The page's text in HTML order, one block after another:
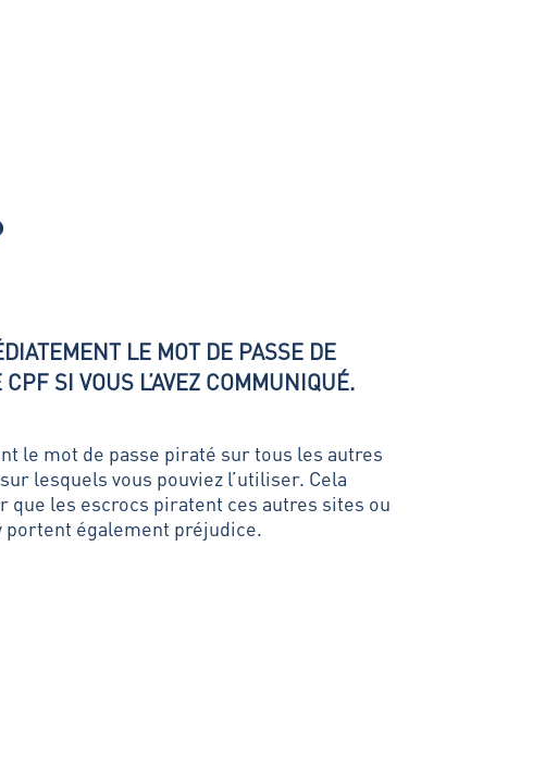
LE MOT DE PASSE DE
SI VOUS L’AVEZ COMMUNIQUÉ.
le mot de passe piraté sur tous les autres
lesquels vous pouviez l’utiliser. Cela
que les escrocs piratent ces autres sites ou
portent également préjudice.